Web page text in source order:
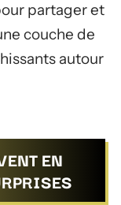
partager et
couche de
autour
EN